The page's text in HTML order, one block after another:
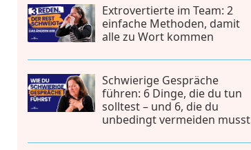
Extrovertierte im Team: 2
einfache Methoden, damit
alle zu Wort kommen
Schwierige Gespräche
führen: 6 Dinge, die du tun
solltest – und 6, die du
unbedingt vermeiden musst